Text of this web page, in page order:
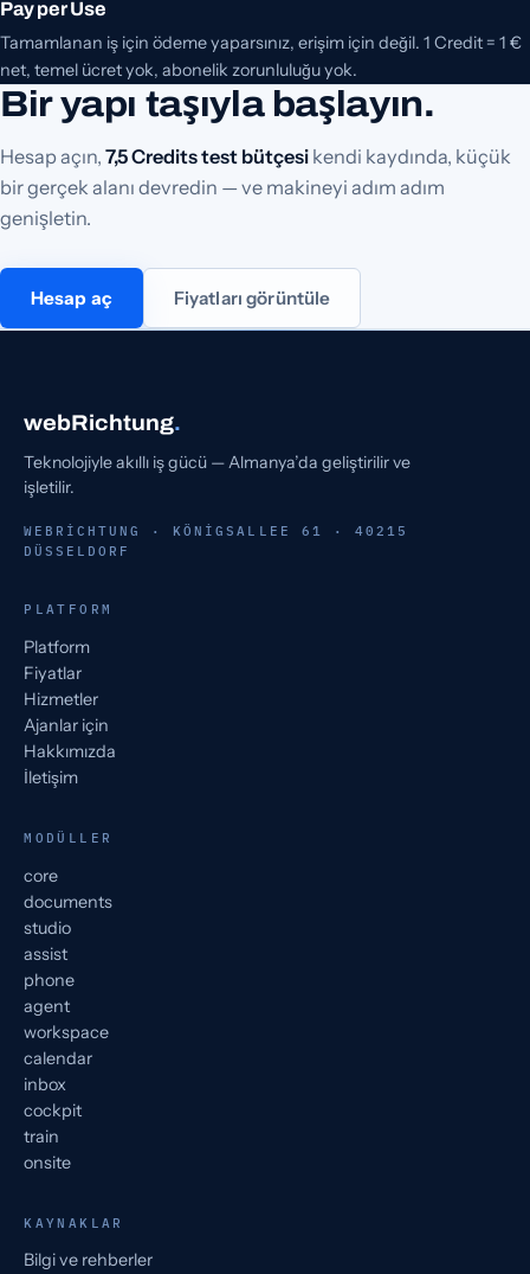
Pay per Use
Tamamlanan iş için ödeme yaparsınız, erişim için değil. 1 Credit = 1 €
net, temel ücret yok, abonelik zorunluluğu yok.
Bir yapı taşıyla başlayın.
Hesap açın, 7,5 Credits test bütçesi kendi kaydında, küçük
bir gerçek alanı devredin — ve makineyi adım adım
genişletin.
Hesap aç Fiyatları görüntüle
webRichtung.
Teknolojiyle akıllı iş gücü — Almanya’da geliştirilir ve
işletilir.
WEBRICHTUNG · KÖNIGSALLEE 61 · 40215
DÜSSELDORF
PLATFORM
Platform
Fiyatlar
Hizmetler
Ajanlar için
Hakkımızda
İletişim
MODÜLLER
core
documents
studio
assist
phone
agent
workspace
calendar
inbox
cockpit
train
onsite
KAYNAKLAR
Bilgi ve rehberler